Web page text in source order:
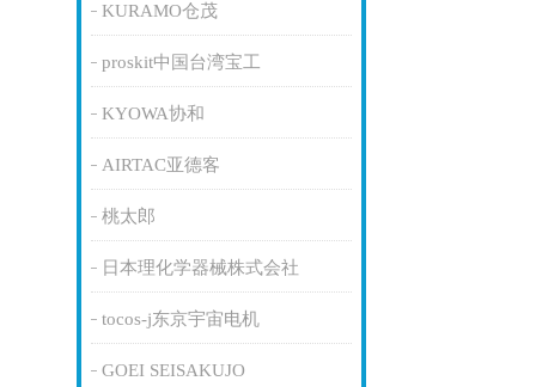
KURAMO仓茂
proskit中国台湾宝工
KYOWA协和
AIRTAC亚德客
桃太郎
日本理化学器械株式会社
tocos-j东京宇宙电机
GOEI SEISAKUJO